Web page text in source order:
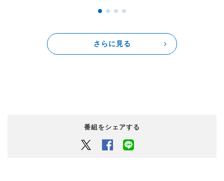
さらに見る
番組をシェアする
Twitter Facebook